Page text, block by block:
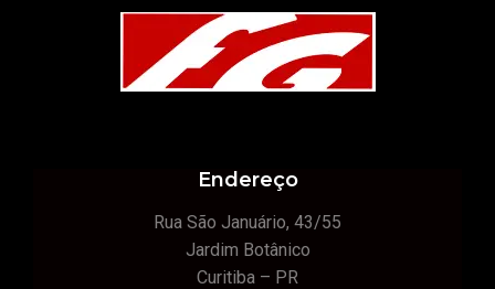
Endereço
Rua São Januário, 43/55
Jardim Botânico
Curitiba – PR